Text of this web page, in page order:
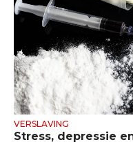
VERSLAVING
Stress, depressie